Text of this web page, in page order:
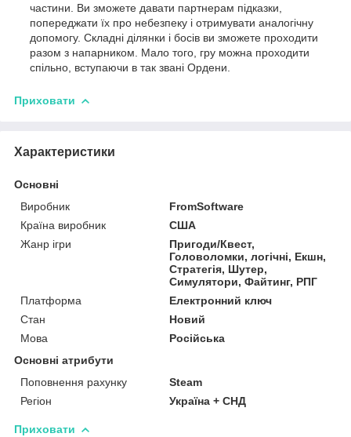
частини. Ви зможете давати партнерам підказки,
попереджати їх про небезпеку і отримувати аналогічну
допомогу. Складні ділянки і босів ви зможете проходити
разом з напарником. Мало того, гру можна проходити
спільно, вступаючи в так звані Ордени.
Приховати
Характеристики
Основні
Виробник
FromSoftware
Країна виробник
США
Жанр ігри
Пригоди/Квест,
Головоломки, логічні, Екшн,
Стратегія, Шутер,
Симулятори, Файтинг, РПГ
Платформа
Електронний ключ
Стан
Новий
Мова
Російська
Основні атрибути
Поповнення рахунку
Steam
Регіон
Україна + СНД
Приховати